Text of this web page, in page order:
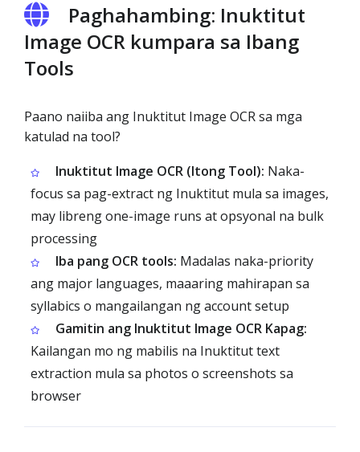
Paghahambing: Inuktitut
Image OCR kumpara sa Ibang
Tools
Paano naiiba ang Inuktitut Image OCR sa mga
katulad na tool?
Inuktitut Image OCR (Itong Tool): Naka-
focus sa pag-extract ng Inuktitut mula sa images,
may libreng one-image runs at opsyonal na bulk
processing
Iba pang OCR tools: Madalas naka-priority
ang major languages, maaaring mahirapan sa
syllabics o mangailangan ng account setup
Gamitin ang Inuktitut Image OCR Kapag:
Kailangan mo ng mabilis na Inuktitut text
extraction mula sa photos o screenshots sa
browser